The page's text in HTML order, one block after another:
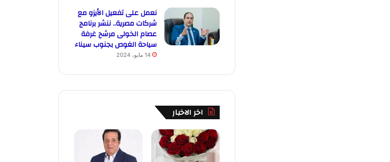
نعمل على تفعيل الأيزو مع
شركات مصرية.. ننشر برنامج
عصام الخولى مرشح غرفة
سياحة الغوص بجنوب سيناء
14 مايو، 2024
اخر الاخبار